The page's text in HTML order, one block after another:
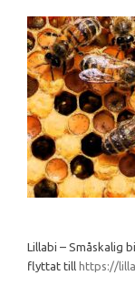
Lillabi – Småskalig
flyttat till https://